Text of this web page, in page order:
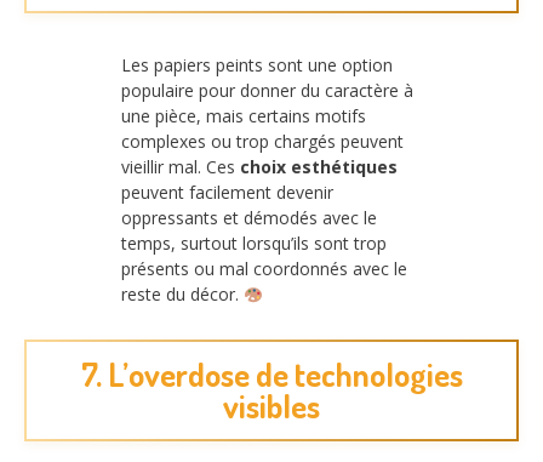
Les papiers peints sont une option
populaire pour donner du caractère à
une pièce, mais certains motifs
complexes ou trop chargés peuvent
vieillir mal. Ces choix esthétiques
peuvent facilement devenir
oppressants et démodés avec le
temps, surtout lorsqu’ils sont trop
présents ou mal coordonnés avec le
reste du décor.
7. L’overdose de technologies
visibles